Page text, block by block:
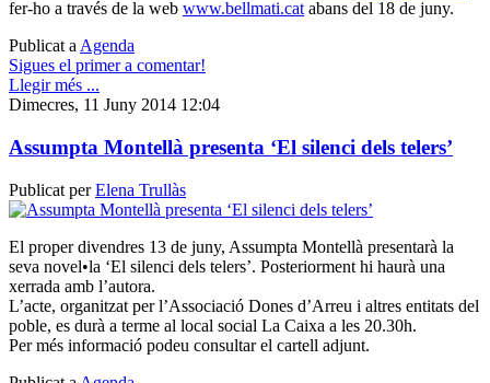
fer-ho a través de la web www.bellmati.cat abans del 18 de juny.
Publicat a Agenda
Sigues el primer a comentar!
Llegir més ...
Dimecres, 11 Juny 2014 12:04
Assumpta Montellà presenta ‘El silenci dels telers’
Publicat perElena Trullàs
El proper divendres 13 de juny, Assumpta Montellà presentarà la
seva novel•la ‘El silenci dels telers’. Posteriorment hi haurà una
xerrada amb l’autora.
L’acte, organitzat per l’Associació Dones d’Arreu i altres entitats del
poble, es durà a terme al local social La Caixa a les 20.30h.
Per més informació podeu consultar el cartell adjunt.